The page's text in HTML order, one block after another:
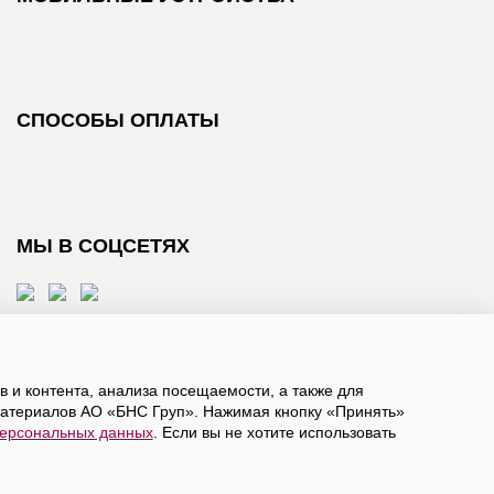
СПОСОБЫ ОПЛАТЫ
МЫ В СОЦСЕТЯХ
, даетесогласие на обработку персональных данных
контента, анализа посещаемости, а также для
АО «БНС Груп». Нажимая кнопку «Принять»
данных. Если вы не хотите использовать